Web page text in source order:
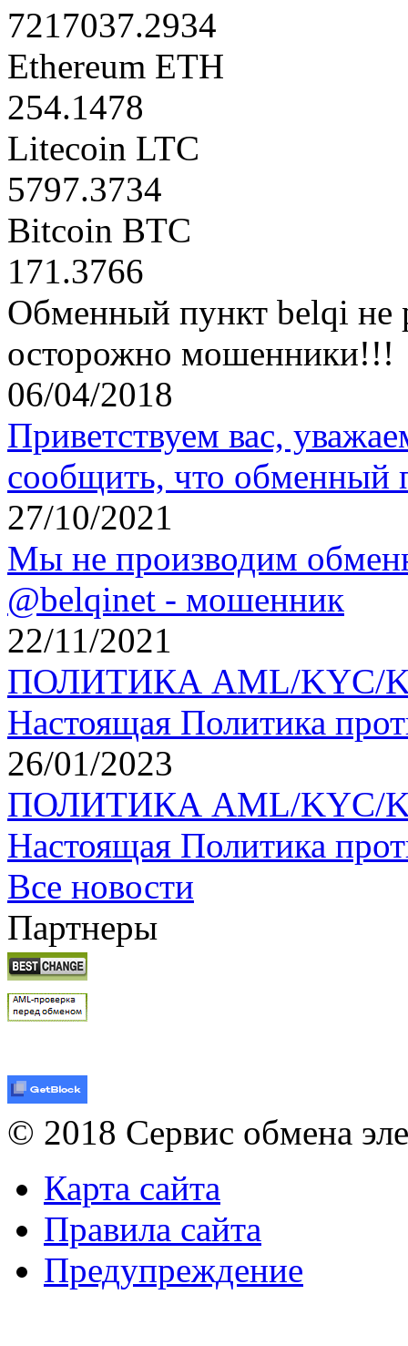
7217037.2934
Ethereum ETH
254.1478
Litecoin LTC
5797.3734
Bitcoin BTC
171.3766
Обменный пункт belqi не
осторожно мошенники!!!
06/04/2018
Приветствуем вас,
сообщить, что
27/10/2021
Мы не производим
@belqinet - мошенник
22/11/2021
ПОЛИТИКА AML/KYC/
Настоящая Политика
26/01/2023
ПОЛИТИКА AML/KYC/
Настоящая Политика
Все новости
Партнеры
© 2018 Сервис обмена
Карта сайта
Правила сайта
Предупреждение